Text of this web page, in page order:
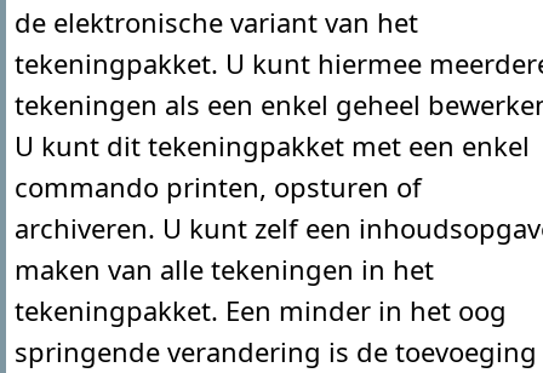
de elektronische variant van het
tekeningpakket. U kunt hiermee
tekeningen als een enkel geheel
U kunt dit tekeningpakket met een enkel
commando printen, opsturen of
archiveren. U kunt zelf een
maken van alle tekeningen in het
tekeningpakket. Een minder in het oog
springende verandering is de toevoeging